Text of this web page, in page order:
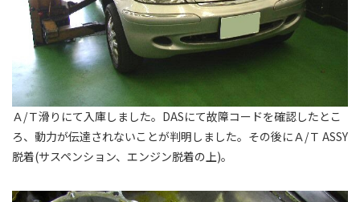
Ａ/Ｔ滑りにて入庫しました。DASにて故障コードを確認したとこ
ろ、動力が伝達されないことが判明しました。その後にＡ/Ｔ ASSY
脱着(サスペンション、エンジン脱着の上)。